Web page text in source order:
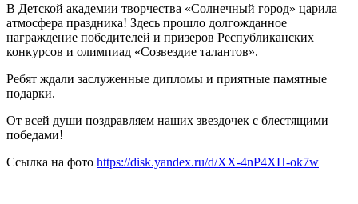
В Детской академии творчества «Солнечный город» царила
атмосфера праздника! Здесь прошло долгожданное
награждение победителей и призеров Республиканских
конкурсов и олимпиад «Созвездие талантов».
Ребят ждали заслуженные дипломы и приятные памятные
подарки.
От всей души поздравляем наших звездочек с блестящими
победами!
Ссылка на фото https://disk.yandex.ru/d/XX-4nP4XH-ok7w